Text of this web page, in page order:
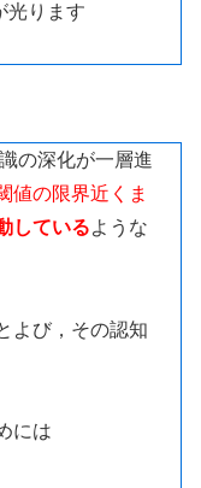
光ります
の深化が一層進
値の限界近くま
しているような
よび，その認知
には